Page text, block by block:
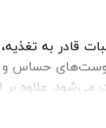
است. با این ترکیبات
حساس
علاوه بر
می تواند از